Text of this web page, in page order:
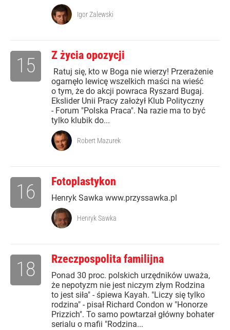
Igor Zalewski
Z życia opozycji
Ratuj się, kto w Boga nie wierzy! Przerażenie
ogarnęło lewicę wszelkich maści na wieść
o tym, że do akcji powraca Ryszard Bugaj.
Ekslider Unii Pracy założył Klub Polityczny
- Forum "Polska Praca". Na razie ma to być
tylko klubik do...
15
Robert Mazurek
Fotoplastykon
Henryk Sawka www.przyssawka.pl
16
Henryk Sawka
Rzeczpospolita familijna
Ponad 30 proc. polskich urzędników uważa,
że nepotyzm nie jest niczym złym Rodzina
to jest siła" - śpiewa Kayah. "Liczy się tylko
rodzina" - pisał Richard Condon w "Honorze
Prizzich". To samo powtarzał główny bohater
serialu o mafii "Rodzina...
18